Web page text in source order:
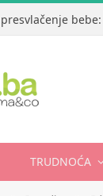
TRUDNOĆA